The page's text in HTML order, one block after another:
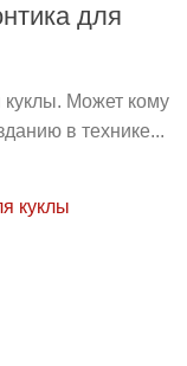
для
куклы. Может кому
в технике...